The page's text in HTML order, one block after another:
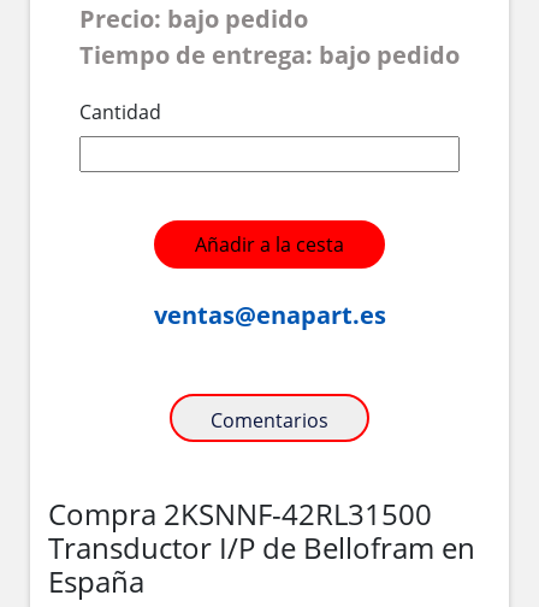
Precio: bajo pedido
Tiempo de entrega: bajo pedido
Cantidad
Añadir a la cesta
ventas@enapart.es
Comentarios
Compra 2KSNNF-42RL31500
Transductor I/P de Bellofram en
España